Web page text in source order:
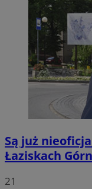
Są już
Łaziskach
21